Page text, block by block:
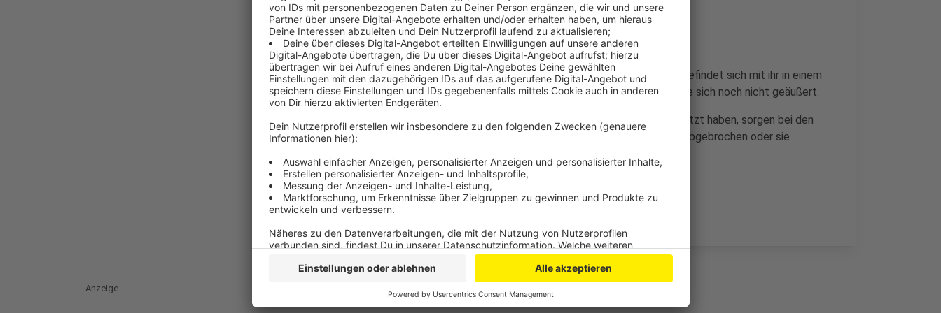
Anzeige
Für die Schäden soll die Baufirma verantwortlich sein. Die Stadt befindet sich mit ihr in einem
außergerichtlichen Vergleichsverfahren. Zu dem Gutachten hat sie sich noch nicht geäußert.
Die Pflastersteine, die das alte Kopfsteinpflaster vor Jahren ersetzt haben, sorgen bei den
Gladbachern für Ärger. Sie sind teils beschädigt, die Kanten sind abgebrochen oder sie
Anzeige
Anzeige